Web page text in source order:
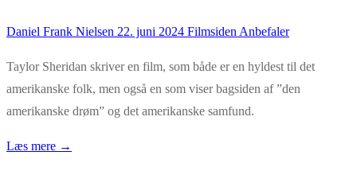
Daniel Frank Nielsen 22. juni 2024 Filmsiden Anbefaler
Taylor Sheridan skriver en film, som både er en hyldest til det
amerikanske folk, men også en som viser bagsiden af ”den
amerikanske drøm” og det amerikanske samfund.
Læs mere →